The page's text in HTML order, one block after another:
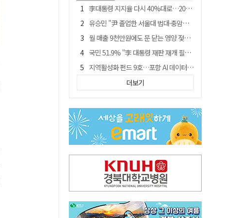
李대통령 지지율 다시 40%대로…20대는 18.8%p 급락
유승민 "尹 졸업한 서울대 법대·충암고도 없애야"…李 육사 통합 직격
월 매출 9천만원에도 문 닫는 영양 젖소농장… "일할 사람이 없어"
국민 51.9% "李 대통령 재판 재개 필요하다"
지역활성화 펀드 9호…포항 AI 데이터센터에 6천억 투입
경북 영천시, 9월부터 11월까지 반값 여행 혜택 제공
'솔리다임 IPO 추진설' SK하이닉스, 주가 9% 급락
경찰, 홍명보 선임 의혹 수사…대한축구협회 전격 압수수색
"김용민, 흑백논리로 세상 보는 듯" 검찰 내부서 지탄
더보기